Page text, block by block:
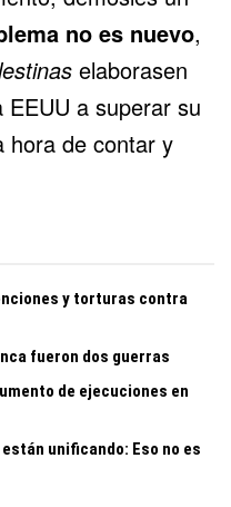
no es nuevo,
elaborasen
a superar su
hora de contar y
y torturas contra
fueron dos guerras
de ejecuciones en
unificando: Eso no es